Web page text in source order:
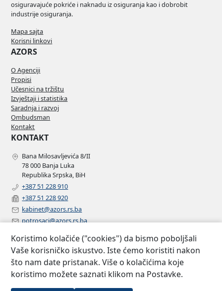
osiguravajuće pokriće i naknadu iz osiguranja kao i dobrobit
industrije osiguranja.
Mapa sajta
Korisni linkovi
AZORS
O Agenciji
Propisi
Učesnici na tržištu
Izvještaji i statistika
Saradnja i razvoj
Ombudsman
Kontakt
KONTAKT
Bana Milosavljevića 8/II
78 000 Banja Luka
Republika Srpska, BiH
+387 51 228 910
+387 51 228 920
kabinet@azors.rs.ba
potrosaci@azors.rs.ba
PRATITE NAS
Facebook
Instagram
Linkedin
Koristimo kolačiće ("cookies") da bismo poboljšali
Vaše korisničko iskustvo. Iste ćemo koristiti nakon
što nam date pristanak. Više o kolačićima koje
koristimo možete saznati klikom na Postavke.